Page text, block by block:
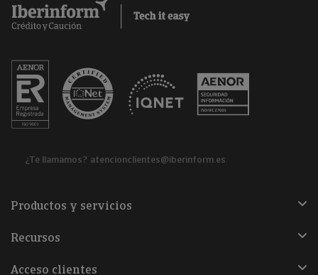
¿Te llamamos? atencionclientes@iberinform.es
Productos y servicios
Recursos
Acceso clientes